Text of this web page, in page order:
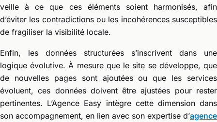
veille à ce que ces éléments soient harmonisés, afin
d’éviter les contradictions ou les incohérences susceptibles
de fragiliser la visibilité locale.
Enfin, les données structurées s’inscrivent dans une
logique évolutive. À mesure que le site se développe, que
de nouvelles pages sont ajoutées ou que les services
évoluent, ces données doivent être ajustées pour rester
pertinentes. L’Agence Easy intègre cette dimension dans
son accompagnement, en lien avec son expertise d’agence